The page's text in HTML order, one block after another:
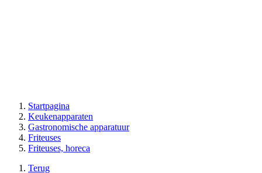
Startpagina
Keukenapparaten
Gastronomische apparatuur
Friteuses
Friteuses, horeca
Terug